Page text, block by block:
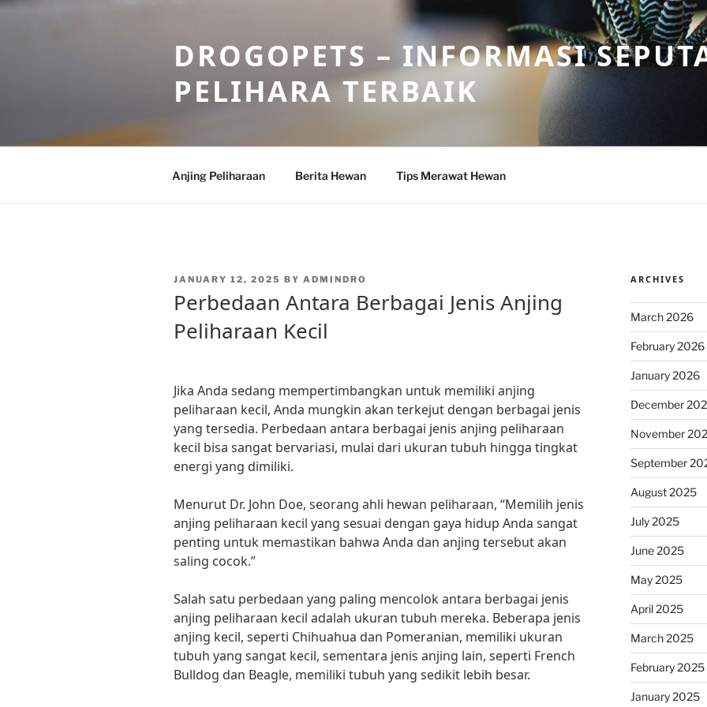
Skip
DROGOPETS – INFORMASI
PELIHARA TERBAIK
Anjing Peliharaan Berita Hewan Tips Merawat Hewan
POSTED
JANUARY 12, 2025 BY ADMINDRO
Perbedaan Antara Berbagai Jenis Anjing
Peliharaan Kecil
Jika Anda sedang mempertimbangkan untuk memiliki anjing
peliharaan kecil, Anda mungkin akan terkejut dengan berbagai jenis
yang tersedia. Perbedaan antara berbagai jenis anjing peliharaan
kecil bisa sangat bervariasi, mulai dari ukuran tubuh hingga tingkat
energi yang dimiliki.
Menurut Dr. John Doe, seorang ahli hewan peliharaan, “Memilih jenis
anjing peliharaan kecil yang sesuai dengan gaya hidup Anda sangat
penting untuk memastikan bahwa Anda dan anjing tersebut akan
saling cocok.”
Salah satu perbedaan yang paling mencolok antara berbagai jenis
anjing peliharaan kecil adalah ukuran tubuh mereka. Beberapa jenis
anjing kecil, seperti Chihuahua dan Pomeranian, memiliki ukuran
tubuh yang sangat kecil, sementara jenis anjing lain, seperti French
Bulldog dan Beagle, memiliki tubuh yang sedikit lebih besar.
ARCHIVES
March 2026
February 2026
January 2026
December
November
September
August 2025
July 2025
June 2025
May 2025
April 2025
March 2025
February 2025
January 2025